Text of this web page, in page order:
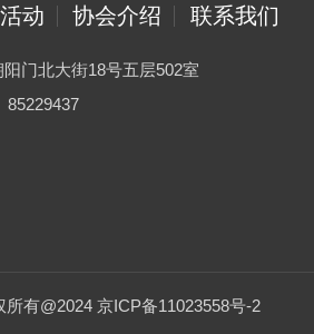
动 协会介绍 联系我们
门北大街18号五层502室
85229437
有@2024 京ICP备11023558号-2